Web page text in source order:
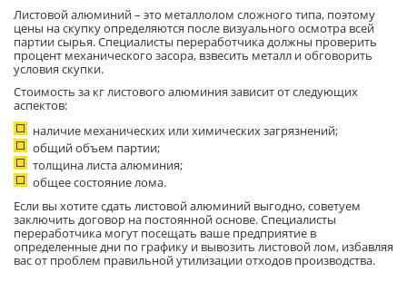
Листовой алюминий – это металлолом сложного типа, поэтому
цены на скупку определяются после визуального осмотра всей
партии сырья. Специалисты переработчика должны проверить
процент механического засора, взвесить металл и обговорить
условия скупки.
Стоимость за кг листового алюминия зависит от следующих
аспектов:
наличие механических или химических загрязнений;
общий объем партии;
толщина листа алюминия;
общее состояние лома.
Если вы хотите сдать листовой алюминий выгодно, советуем
заключить договор на постоянной основе. Специалисты
переработчика могут посещать ваше предприятие в
определенные дни по графику и вывозить листовой лом, избавляя
вас от проблем правильной утилизации отходов производства.